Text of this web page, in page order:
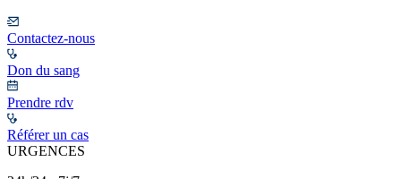
Contactez-nous
Don du sang
Prendre rdv
Référer un cas
URGENCES